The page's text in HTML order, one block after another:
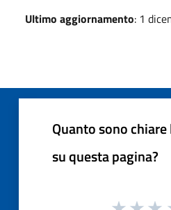
Ultimo aggiornamento: 1
Quanto sono
su questa pagina?